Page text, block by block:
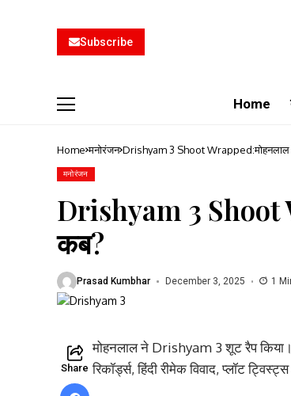
Subscribe
Home
Home मनोरंजन Drishyam 3 Shoot
मनोरंजन
Drishyam 3 Shoot
कब?
Prasad Kumbhar December 3, 2025 1
Share
मोहनलाल ने Drishyam 3 शूट रैप किया।
रिकॉर्ड्स, हिंदी रीमेक विवाद, प्लॉट